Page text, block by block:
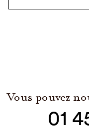
Vous pouvez
01